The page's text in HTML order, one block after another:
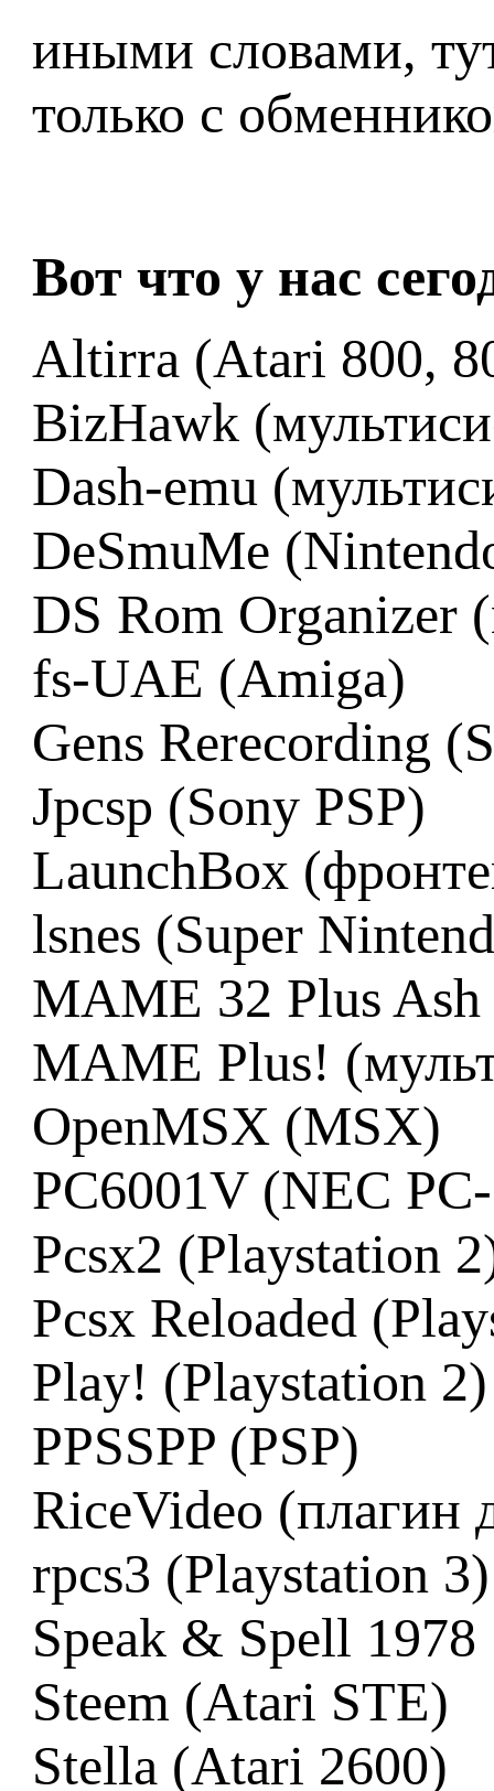
иными словами,
только с
Вот что у нас
Altirra (Atari 800,
BizHawk
Dash-emu
DeSmuMe
DS Rom Organizer
fs-UAE (Amiga)
Gens Rerecording
Jpcsp (Sony PSP)
LaunchBox
lsnes (Super
MAME 32 Plus
MAME Plus!
OpenMSX (MSX)
PC6001V (NEC
Pcsx2 (Playstation
Pcsx Reloaded
Play! (Playstation 2)
PPSSPP (PSP)
RiceVideo (плагин
rpcs3 (Playstation 3)
Speak & Spell
Steem (Atari STE)
Stella (Atari 2600)